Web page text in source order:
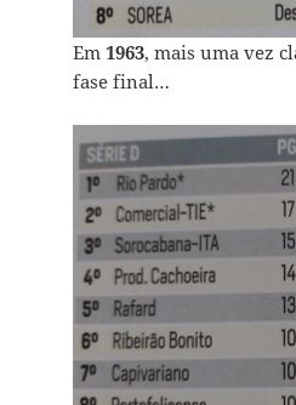
Em 1963, mais uma vez
fase final…